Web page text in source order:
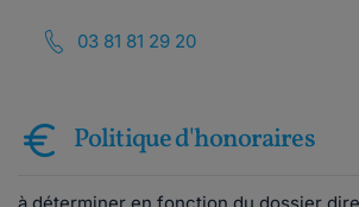
03 81 81 29 20
Politique d'honoraires